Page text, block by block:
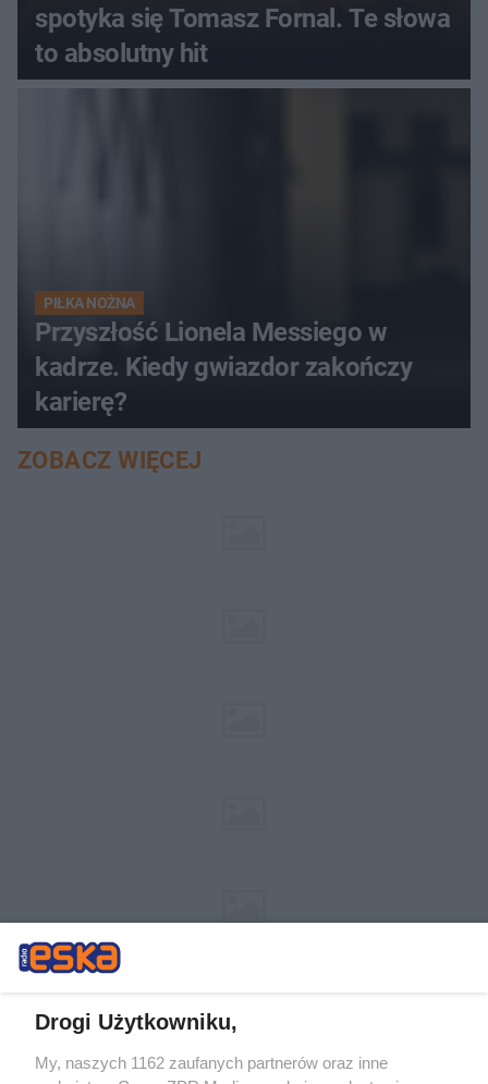
spotyka się Tomasz Fornal. Te słowa
to absolutny hit
PIŁKA NOŻNA
Przyszłość Lionela Messiego w
kadrze. Kiedy gwiazdor zakończy
karierę?
ZOBACZ WIĘCEJ
Drogi Użytkowniku,
My, naszych 1162 zaufanych partnerów oraz inne